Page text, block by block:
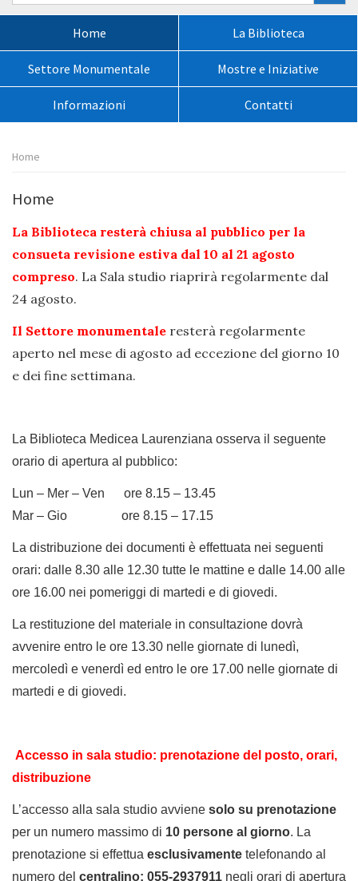
Home La Biblioteca
Settore Monumentale Mostre e Iniziative
Informazioni Contatti
Percorso
Home
Home
La Biblioteca resterà chiusa al pubblico per la
consueta revisione estiva dal 10 al 21 agosto
compreso. La Sala studio riaprirà regolarmente dal
24 agosto.
Il Settore monumentale resterà regolarmente
aperto nel mese di agosto ad eccezione del giorno 10
e dei fine settimana.
La Biblioteca Medicea Laurenziana osserva il seguente
orario di apertura al pubblico:
Lun – Mer – Ven ore 8.15 – 13.45
Mar – Gio ore 8.15 – 17.15
La distribuzione dei documenti è effettuata nei seguenti
orari: dalle 8.30 alle 12.30 tutte le mattine e dalle 14.00 alle
ore 16.00 nei pomeriggi di martedi e di giovedi.
La restituzione del materiale in consultazione dovrà
avvenire entro le ore 13.30 nelle giornate di lunedì,
mercoledì e venerdì ed entro le ore 17.00 nelle giornate di
martedi e di giovedi.
Accesso in sala studio: prenotazione del posto, orari,
distribuzione
L’accesso alla sala studio avviene solo su prenotazione
per un numero massimo di 10 persone al giorno. La
prenotazione si effettua esclusivamente telefonando al
numero del centralino: 055-2937911 negli orari di apertura